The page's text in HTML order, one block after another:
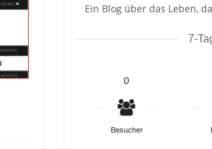
Ein Blog über das Leben,
7-
0
Besucher